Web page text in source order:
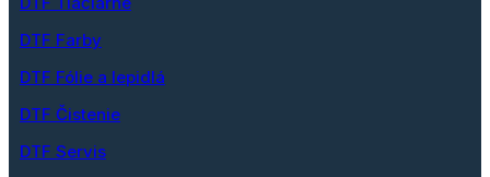
DTF Farby
DTF Fólie a lepidlá
DTF Čistenie
DTF Servis